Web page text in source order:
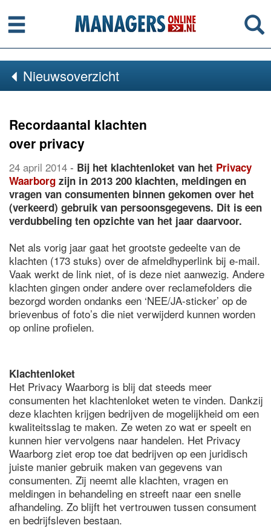
Menu
Nieuwsoverzicht
Recordaantal klachten
over privacy
24 april 2014 - Bij het klachtenloket van het Privacy
Waarborg zijn in 2013 200 klachten, meldingen en
vragen van consumenten binnen gekomen over het
(verkeerd) gebruik van persoonsgegevens. Dit is een
verdubbeling ten opzichte van het jaar daarvoor.
Net als vorig jaar gaat het grootste gedeelte van de
klachten (173 stuks) over de afmeldhyperlink bij e-mail.
Vaak werkt de link niet, of is deze niet aanwezig. Andere
klachten gingen onder andere over reclamefolders die
bezorgd worden ondanks een ‘NEE/JA-sticker’ op de
brievenbus of foto’s die niet verwijderd kunnen worden
op online profielen.
Klachtenloket
Het Privacy Waarborg is blij dat steeds meer
consumenten het klachtenloket weten te vinden. Dankzij
deze klachten krijgen bedrijven de mogelijkheid om een
kwaliteitsslag te maken. Ze weten zo wat er speelt en
kunnen hier vervolgens naar handelen. Het Privacy
Waarborg ziet erop toe dat bedrijven op een juridisch
juiste manier gebruik maken van gegevens van
consumenten. Zij neemt alle klachten, vragen en
meldingen in behandeling en streeft naar een snelle
afhandeling. Zo blijft het vertrouwen tussen consument
en bedrijfsleven bestaan.